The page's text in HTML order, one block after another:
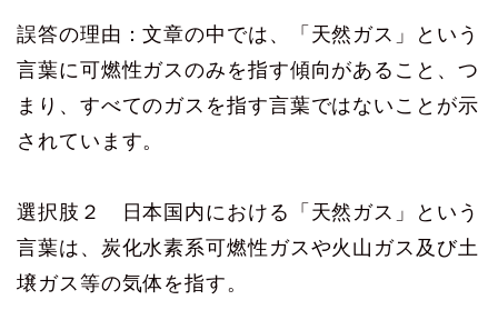
誤答の理由：文章の中では、「天然ガス」という
言葉に可燃性ガスのみを指す傾向があること、つ
まり、すべてのガスを指す言葉ではないことが示
されています。
選択肢２ 日本国内における「天然ガス」という
言葉は、炭化水素系可燃性ガスや火山ガス及び土
壌ガス等の気体を指す。